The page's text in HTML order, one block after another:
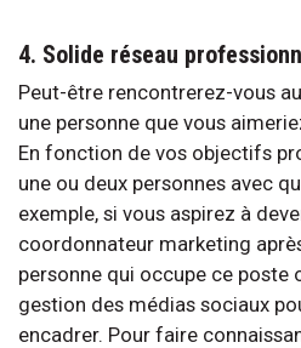
4. Solide réseau
Peut-être rencontrerez-vous
une personne que vous
En fonction de vos objectifs
une ou deux personnes avec
exemple, si vous aspirez à
coordonnateur marketing
personne qui occupe ce poste
gestion des médias sociaux
encadrer. Pour faire